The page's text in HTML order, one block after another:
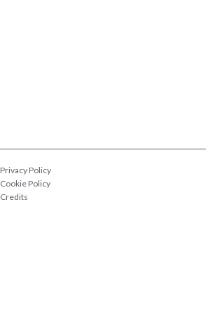
Privacy Policy
Cookie Policy
Credits